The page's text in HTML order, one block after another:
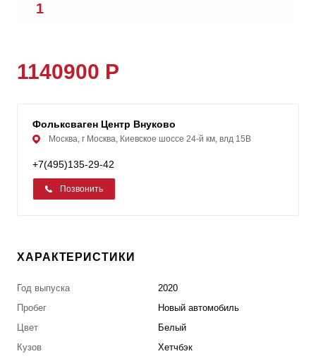
1
1140900 Р
Фольксваген Центр Внуково
Москва, г Москва, Киевское шоссе 24-й км, влд 15В
+7(495)135-29-42
Позвонить
ХАРАКТЕРИСТИКИ
Год выпуска
2020
Пробег
Новый автомобиль
Цвет
Белый
Кузов
Хетчбэк